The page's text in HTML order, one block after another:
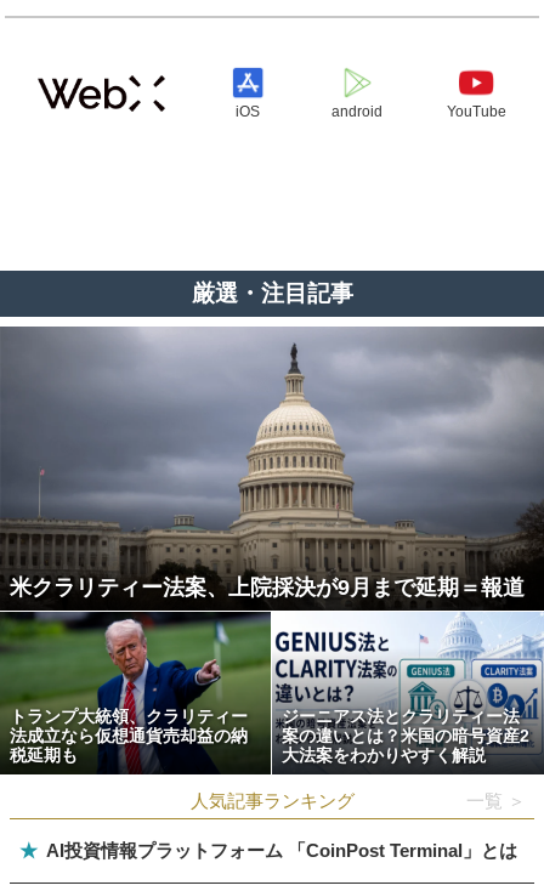
iOS android YouTube
厳選・注目記事
米クラリティー法案、上院採決が9月まで延期＝報道
トランプ大統領、クラリティー
法成立なら仮想通貨売却益の納
税延期も
ジーニアス法とクラリティー法
案の違いとは？米国の暗号資産2
大法案をわかりやすく解説
人気記事ランキング 一覧 ＞
★ AI投資情報プラットフォーム 「CoinPost Terminal」とは